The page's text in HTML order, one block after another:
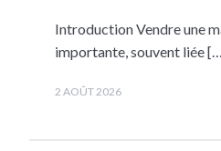
Introduction Vendre une
importante, souvent liée
2 AOÛT 2026